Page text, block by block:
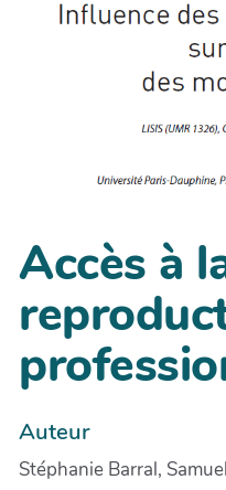
Accès à
Auteur
Stéphanie Barral,